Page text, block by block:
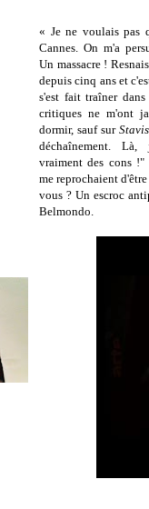
« Je ne voulais pas
Cannes. On m'a
Un massacre !
depuis cinq ans et
s'est fait traîner
critiques ne m'ont
dormir, sauf sur
déchaînement.
vraiment des cons
me reprochaient
vous ? Un escroc
Belmondo.